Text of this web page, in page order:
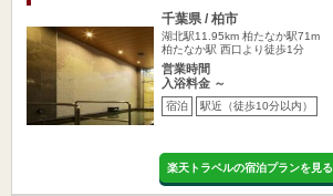
千葉県 / 柏市
湖北駅11.95km 柏たなか駅71m
柏たなか駅 西口より徒歩1分
営業時間
入浴料金 ～
宿泊 駅近（徒歩10分以内）
楽天トラベルの宿泊プランを見る